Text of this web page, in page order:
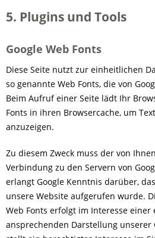
5. Plugins und Tools
Google Web Fonts
Diese Seite nutzt zur einheitlichen
so genannte Web Fonts, die von
Beim Aufruf einer Seite lädt Ihr
Fonts in ihren Browsercache, um
anzuzeigen.
Zu diesem Zweck muss der von
Verbindung zu den Servern von
erlangt Google Kenntnis darüber,
unsere Website aufgerufen wurde.
Web Fonts erfolgt im Interesse
ansprechenden Darstellung unserer